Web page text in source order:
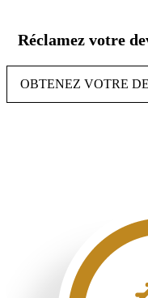
contenu
Réclamez votre
OBTENEZ VOTRE